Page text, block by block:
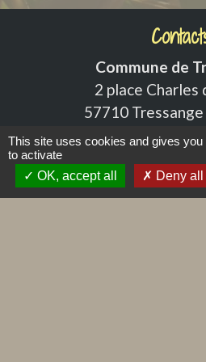
Commune de
2 place Charles
57710
+33 3 82 59
Contact par
This site uses cookies and gives
to activate
OK, accept all
Deny